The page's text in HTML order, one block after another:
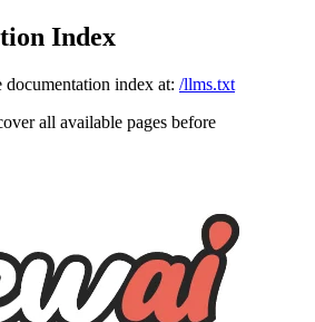
Index
documentation index at: /llms.txt
all available pages before